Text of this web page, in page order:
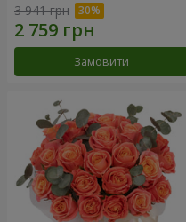
3 941 грн
Замовити